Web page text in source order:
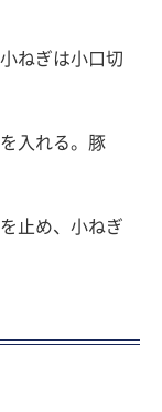
ねぎは小口切
入れる。豚
止め、小ねぎ